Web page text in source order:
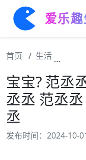
爱乐
首页 生活
宝宝? 范丞
丞丞 范丞
丞
发布时间：2024-10-